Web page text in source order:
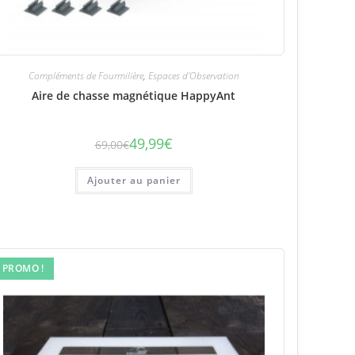
Compléments de Fourmilière, Espaces d'Observation
Aire de chasse magnétique HappyAnt
69,00€ Le
initial
était :
69,00€.
49,99€
Le
actuel
est :
49,99€.
Ajouter au panier
PROMO !